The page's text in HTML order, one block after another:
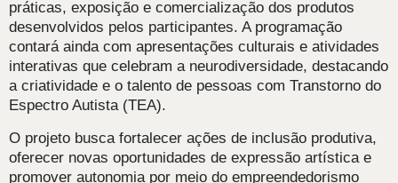
práticas, exposição e comercialização dos produtos
desenvolvidos pelos participantes. A programação
contará ainda com apresentações culturais e atividades
interativas que celebram a neurodiversidade, destacando
a criatividade e o talento de pessoas com Transtorno do
Espectro Autista (TEA).
O projeto busca fortalecer ações de inclusão produtiva,
oferecer novas oportunidades de expressão artística e
promover autonomia por meio do empreendedorismo